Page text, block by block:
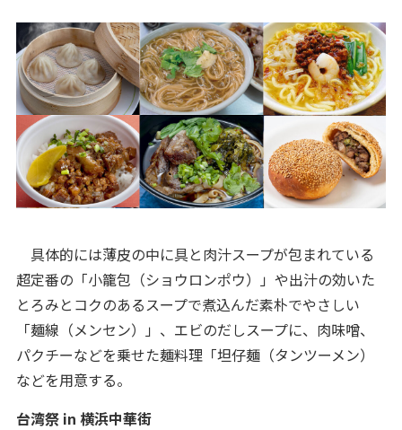
具体的には薄皮の中に具と肉汁スープが包まれている
超定番の「小籠包（ショウロンポウ）」や出汁の効いた
とろみとコクのあるスープで煮込んだ素朴でやさしい
「麺線（メンセン）」、エビのだしスープに、肉味噌、
パクチーなどを乗せた麺料理「坦仔麺（タンツーメン）
などを用意する。
台湾祭 in 横浜中華街